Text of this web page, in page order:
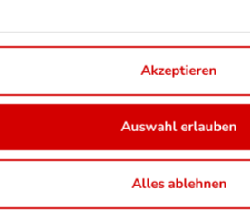
Akzeptieren
Auswahl erlauben
Alles ablehnen
PER ABWÄRME
ZUM ZERTIFIKAT